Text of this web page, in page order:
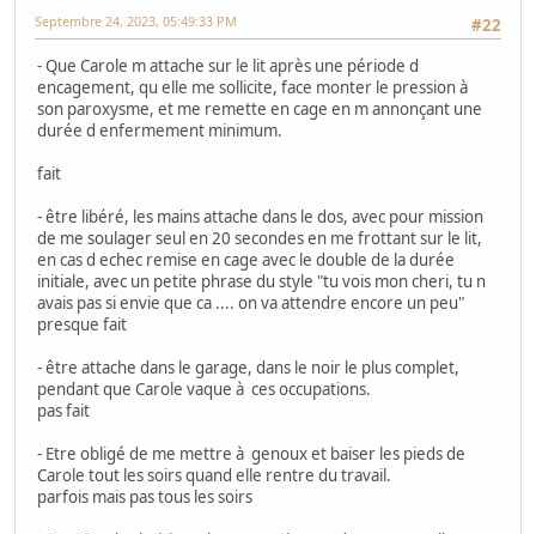
#22
Septembre 24, 2023, 05:49:33 PM
- Que Carole m attache sur le lit après une période d
encagement, qu elle me sollicite, face monter le pression à
son paroxysme, et me remette en cage en m annonçant une
durée d enfermement minimum.
fait
- être libéré, les mains attache dans le dos, avec pour mission
de me soulager seul en 20 secondes en me frottant sur le lit,
en cas d echec remise en cage avec le double de la durée
initiale, avec un petite phrase du style "tu vois mon cheri, tu n
avais pas si envie que ca .... on va attendre encore un peu"
presque fait
- être attache dans le garage, dans le noir le plus complet,
pendant que Carole vaque à ces occupations.
pas fait
- Etre obligé de me mettre à genoux et baiser les pieds de
Carole tout les soirs quand elle rentre du travail.
parfois mais pas tous les soirs